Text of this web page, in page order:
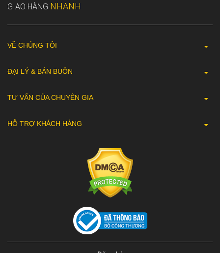
GIAO HÀNG NHANH
VỀ CHÚNG TÔI
ĐẠI LÝ & BÁN BUÔN
TƯ VẤN CỦA CHUYÊN GIA
HỖ TRỢ KHÁCH HÀNG